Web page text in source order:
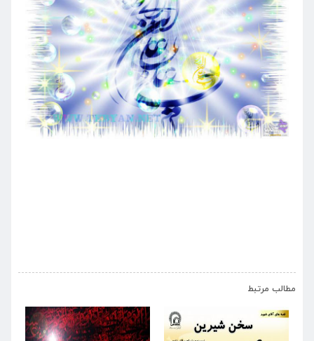
مطالب مرتبط